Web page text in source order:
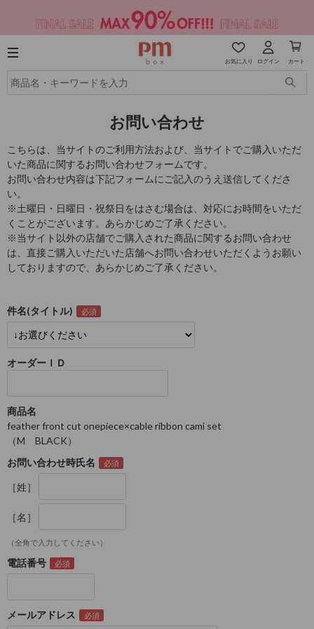
お気に入り ログイン カート
お問い合わせ
こちらは、当サイトのご利用方法および、当サイトでご購入いただ
いた商品に関するお問い合わせフォームです。
お問い合わせ内容は下記フォームにご記入のうえ送信してくださ
い。
※土曜日・日曜日・祝祭日をはさむ場合は、対応にお時間をいただ
くことがございます。あらかじめご了承ください。
※当サイト以外の店舗でご購入された商品に関するお問い合わせ
は、直接ご購入いただいた店舗へお問い合わせいただくようお願い
しておりますので、あらかじめご了承ください。
件名(タイトル)
オーダーＩＤ
商品名
feather front cut onepiece×cable ribbon cami set
（M BLACK）
お問い合わせ時氏名
［姓］
［名］
（全角で入力してください）
電話番号
メールアドレス